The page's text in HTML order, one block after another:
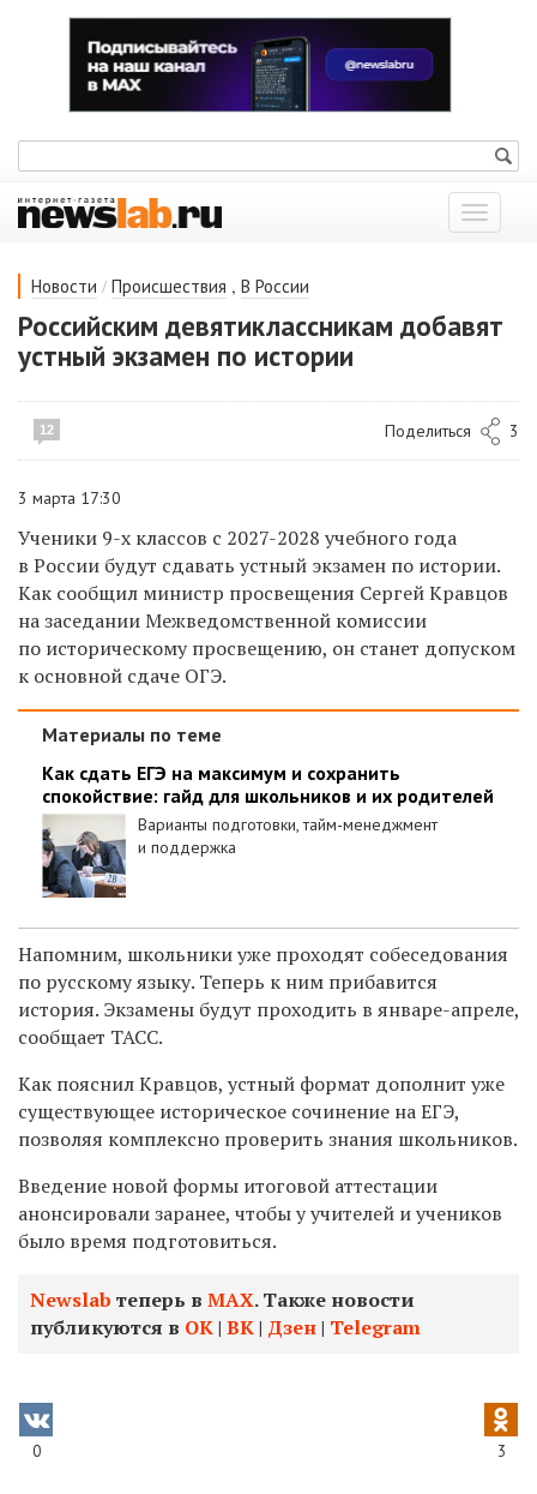
Показать
меню
Новости / Происшествия , В России
Российским девятиклассникам добавят
устный экзамен по истории
12 Поделиться 3
3 марта 17:30
Ученики 9-х классов с 2027-2028 учебного года
в России будут сдавать устный экзамен по истории.
Как сообщил министр просвещения Сергей Кравцов
на заседании Межведомственной комиссии
по историческому просвещению, он станет допуском
к основной сдаче ОГЭ.
Материалы по теме
Как сдать ЕГЭ на максимум и сохранить
спокойствие: гайд для школьников и их родителей
Варианты подготовки, тайм-менеджмент
и поддержка
Напомним, школьники уже проходят собеседования
по русскому языку. Теперь к ним прибавится
история. Экзамены будут проходить в январе-апреле,
сообщает ТАСС.
Как пояснил Кравцов, устный формат дополнит уже
существующее историческое сочинение на ЕГЭ,
позволяя комплексно проверить знания школьников.
Введение новой формы итоговой аттестации
анонсировали заранее, чтобы у учителей и учеников
было время подготовиться.
Newslab теперь в МАХ. Также новости
публикуются в ОК| ВК| Дзен| Telegram
0 3